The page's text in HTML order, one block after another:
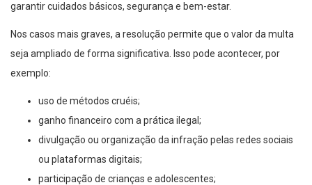
garantir cuidados básicos, segurança e bem-estar.
Nos casos mais graves, a resolução permite que o valor da multa
seja ampliado de forma significativa. Isso pode acontecer, por
exemplo:
uso de métodos cruéis;
ganho financeiro com a prática ilegal;
divulgação ou organização da infração pelas redes sociais
ou plataformas digitais;
participação de crianças e adolescentes;